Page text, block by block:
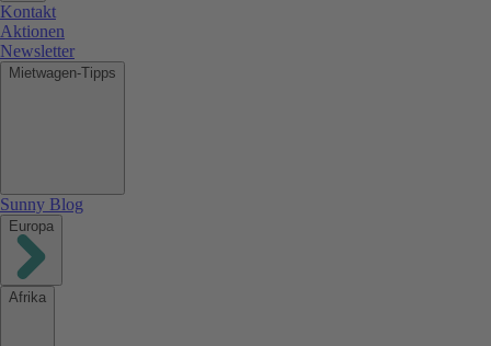
Kontakt
Aktionen
Newsletter
Mietwagen-Tipps
Sunny Blog
Europa
Afrika